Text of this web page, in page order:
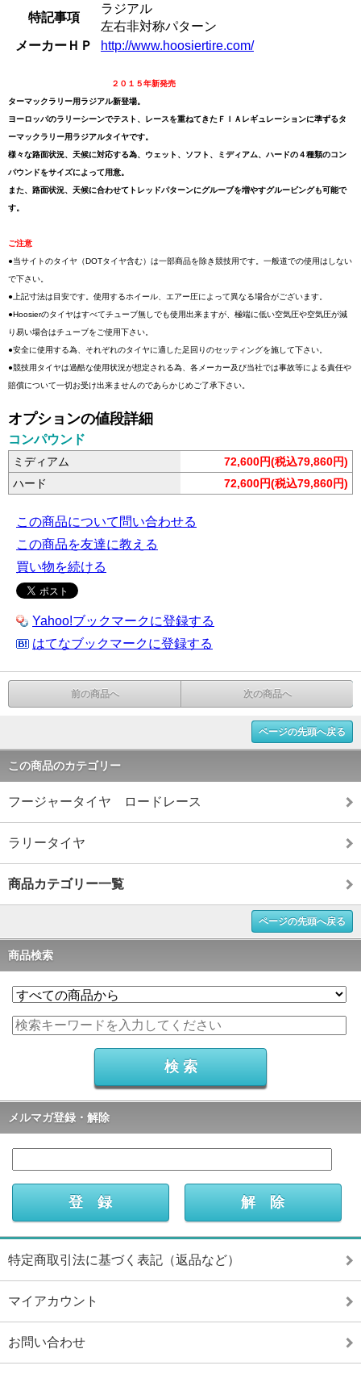
特記事項
ラジアル
左右非対称パターン
メーカーＨＰ
http://www.hoosiertire.com/
２０１５年新発売
ターマックラリー用ラジアル新登場。
ヨーロッパのラリーシーンでテスト、レースを重ねてきたＦＩＡレギュレーションに準ずるタ
ーマックラリー用ラジアルタイヤです。
様々な路面状況、天候に対応する為、ウェット、ソフト、ミディアム、ハードの４種類のコン
パウンドをサイズによって用意。
また、路面状況、天候に合わせてトレッドパターンにグルーブを増やすグルービングも可能で
す。
ご注意
●当サイトのタイヤ（DOTタイヤ含む）は一部商品を除き競技用です。一般道での使用はしない
で下さい。
●上記寸法は目安です。使用するホイール、エアー圧によって異なる場合がございます。
●Hoosierのタイヤはすべてチューブ無しでも使用出来ますが、極端に低い空気圧や空気圧が減
り易い場合はチューブをご使用下さい。
●安全に使用する為、それぞれのタイヤに適した足回りのセッティングを施して下さい。
●競技用タイヤは過酷な使用状況が想定される為、各メーカー及び当社では事故等による責任や
賠償について一切お受け出来ませんのであらかじめご了承下さい。
オプションの値段詳細
コンパウンド
ミディアム
72,600円(税込79,860円)
ハード
72,600円(税込79,860円)
この商品について問い合わせる
この商品を友達に教える
買い物を続ける
Yahoo!ブックマークに登録する
はてなブックマークに登録する
前の商品へ 次の商品へ
ページの先頭へ戻る
この商品のカテゴリー
フージャータイヤ ロードレース
ラリータイヤ
商品カテゴリー一覧
ページの先頭へ戻る
商品検索
メルマガ登録・解除
特定商取引法に基づく表記（返品など）
マイアカウント
お問い合わせ